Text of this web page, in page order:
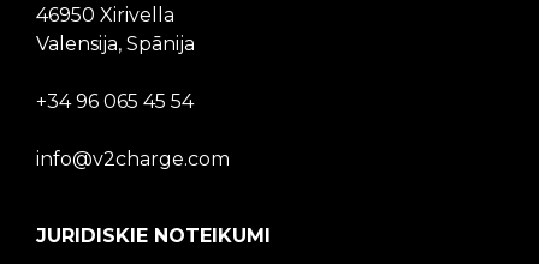
46950 Xirivella
Valensija, Spānija
+34 96 065 45 54
info@v2charge.com
JURIDISKIE NOTEIKUMI